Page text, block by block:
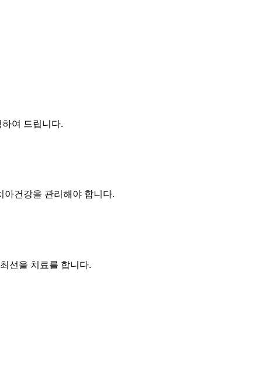
여 드립니다.
아건강을 관리해야 합니다.
선을 치료를 합니다.